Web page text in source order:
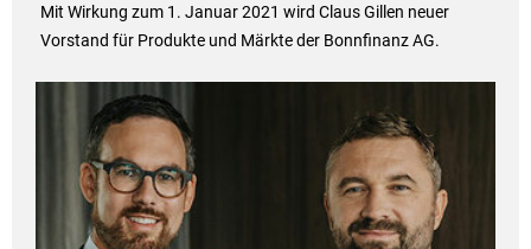
Mit Wirkung zum 1. Januar 2021 wird Claus Gillen neuer
Vorstand für Produkte und Märkte der Bonnfinanz AG.